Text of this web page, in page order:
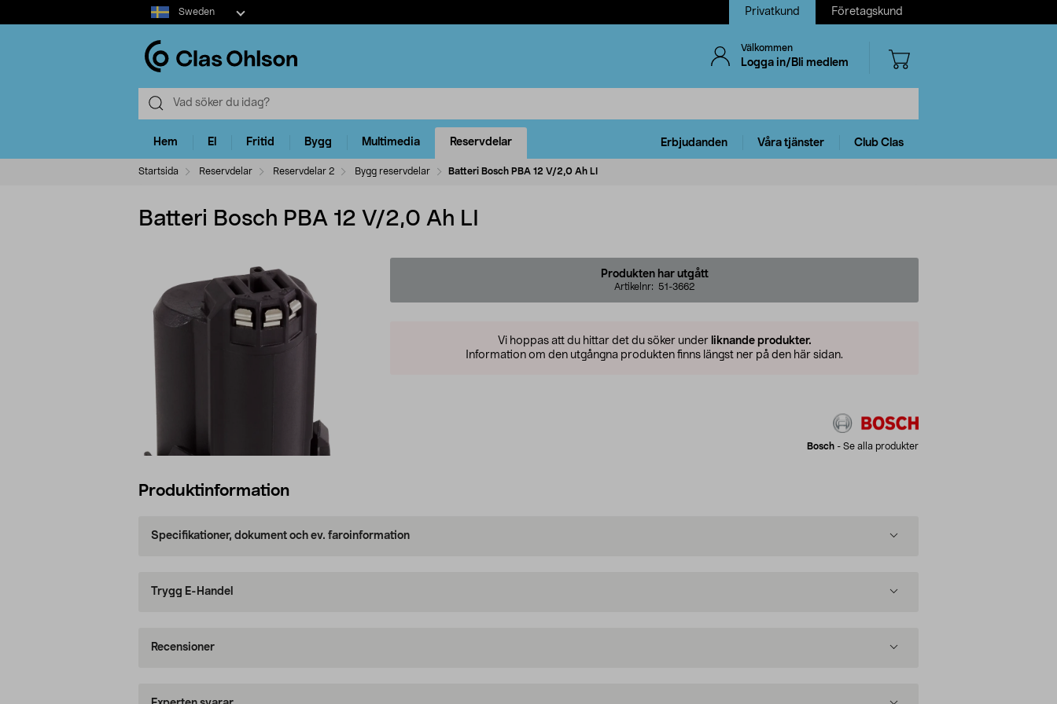
Select
market
Sweden Privatkund Företagskund
Välkommen
Logga in/Bli medlem
Hem El Fritid Bygg Multimedia Reservdelar Erbjudanden Våra tjänster Club Clas
Startsida Reservdelar Reservdelar 2 Bygg reservdelar Batteri Bosch PBA 12 V/2,0 Ah LI
Batteri Bosch PBA 12 V/2,0 Ah LI
Produkten har utgått
Artikelnr: 51-3662
Vi hoppas att du hittar det du söker under liknande produkter.
Information om den utgångna produkten finns längst ner på den här sidan.
Bosch - Se alla produkter
Produktinformation
Specifikationer, dokument och ev. faroinformation
Trygg E-Handel
Recensioner